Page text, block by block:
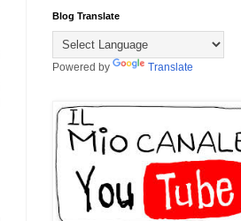
Blog Translate
Powered by Translate